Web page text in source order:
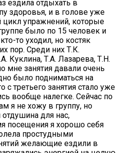
ездила отдыхать в
здоровья, и в голове уже
упражнений, которые
было по 15 человек и
то уходил, но костяк
пор. Среди них Т.К.
Куклина, Т.А. Лазарева, Т.Н.
мне занятия давали очень
было подниматься на
с третьего занятия стало уже
вообще налегке. Сейчас по
я не хожу в группу, но
для нас,
посещения я хорошо себя
простудными
желающие ездили в